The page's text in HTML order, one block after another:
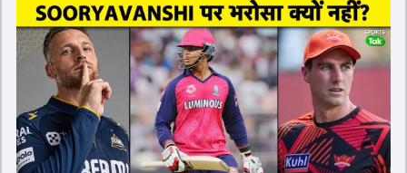
टीम में शामिल किया जाएगा, जबकि अभिषेक शर्मा और संजू सैमसन पहली पसंद
होंगे। इसके अलावा नीतीश रेड्डी को बतौर ऑलराउंडर ज्यादा मौके मिलेंगे। अजीत
अगरकर की अगुवाई वाली चयन समिति और कोच गौतम गंभीर आगामी टी20 वर्ल्ड
कप और 2028 ओलंपिक के लिए लंबी अवधि का विजन लेकर चल रहे हैं।